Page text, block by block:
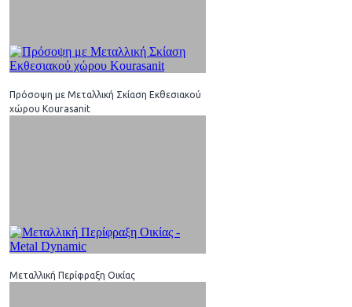
Πρόσοψη με Μεταλλική Σκίαση Eκθεσιακού
χώρου Kourasanit
Μεταλλική Περίφραξη Οικίας